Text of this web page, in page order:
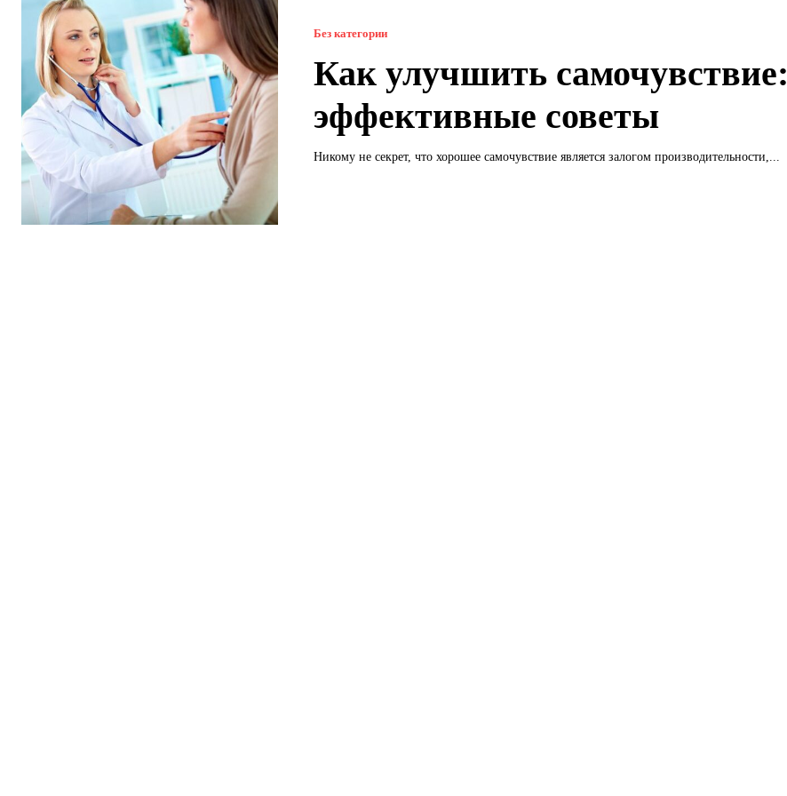
Без категории
Как улучшить самочувствие:
эффективные советы
Никому не секрет, что хорошее самочувствие является залогом производительности,...